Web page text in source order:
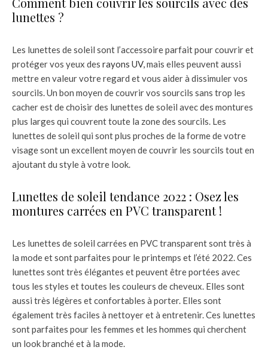
lunettes ?
Les lunettes de soleil sont l’accessoire parfait pour couvrir et
protéger vos yeux des rayons UV,mais elles peuvent aussi
mettre en valeur votre regard et vous aider à dissimuler vos
sourcils. Un bon moyen de couvrir vos sourcils sans trop les
cacher est de choisir des lunettes de soleil avec des montures
plus larges qui couvrent toute la zone des sourcils. Les
lunettes de soleil qui sont plus proches de la forme de votre
visage sont un excellent moyen de couvrir les sourcils tout en
ajoutant du style à votre look.
Lunettes de soleil tendance 2022 : Osez les
montures carrées en PVC transparent !
Les lunettes de soleil carrées en PVC transparent sont très à
la mode et sont parfaites pour le printemps et l’été 2022. Ces
lunettes sont très élégantes et peuvent être portées avec
tous les styles et toutes les couleurs de cheveux. Elles sont
aussi très légères et confortables à porter. Elles sont
également très faciles à nettoyer et à entretenir. Ces lunettes
sont parfaites pour les femmes et les hommes qui cherchent
un look branché et à la mode.